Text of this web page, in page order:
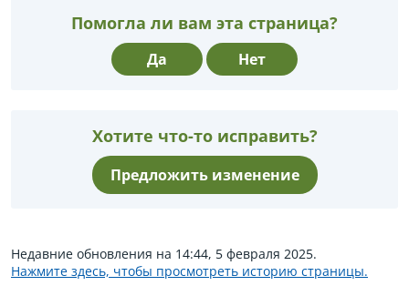
Помогла ли вам эта страница?
Да Нет
Хотите что-то исправить?
Предложить изменение
Недавние обновления на 14:44, 5 февраля 2025.
Нажмите здесь, чтобы просмотреть историю страницы.